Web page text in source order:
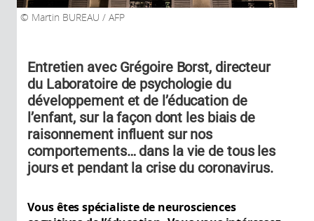
Martin BUREAU / AFP
Entretien avec Grégoire Borst, directeur
du Laboratoire de psychologie du
développement et de l’éducation de
l’enfant, sur la façon dont les biais de
raisonnement influent sur nos
comportements… dans la vie de tous les
jours et pendant la crise du coronavirus.
Vous êtes spécialiste de neurosciences